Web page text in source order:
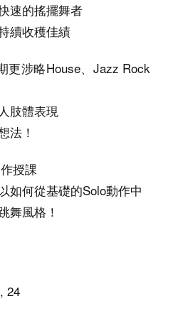
速的搖擺舞者
續收穫佳績
更涉略House、Jazz Rock
肢體表現
法！
授課
如何從基礎的Solo動作中
舞風格！
24